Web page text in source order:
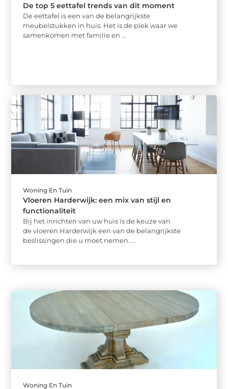
De top 5 eettafel trends van dit moment
De eettafel is een van de belangrijkste
meubelstukken in huis. Het is de plek waar we
samenkomen met familie en ...
Woning En Tuin
Vloeren Harderwijk: een mix van stijl en
functionaliteit
Bij het inrichten van uw huis is de keuze van
de vloeren Harderwijk een van de belangrijkste
beslissingen die u moet nemen. ...
Woning En Tuin